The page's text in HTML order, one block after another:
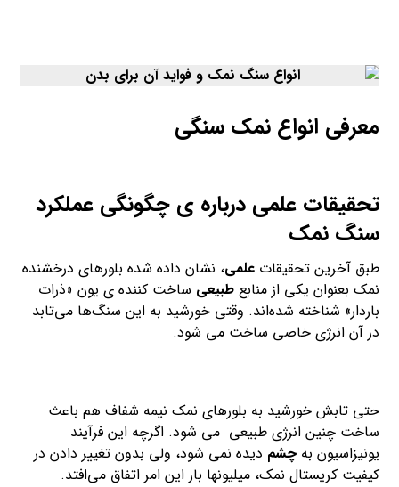
معرفی انواع نمک سنگی
تحقیقات علمی درباره ی چگونگی عملکرد
سنگ نمک
طبق آخرین تحقیقاتعلمی، نشان داده شده بلورهای درخشنده
نمک بعنوان یکی از منابعطبیعی ساخت کننده ی یون «ذرات
باردار» شناخته شده‌اند. وقتی خورشید به این سنگ‌ها می‌تابد
در آن انرژی خاصی ساخت می شود.
حتی تابش خورشید به بلورهای نمک نیمه شفاف هم باعث
ساخت چنین انرژی طبیعی می شود. اگرچه این فرآیند
یونیزاسیون بهچشم دیده نمی شود، ولی بدون تغییر دادن در
کیفیت کریستال نمک، میلیونها بار این امر اتفاق می‌افتد.